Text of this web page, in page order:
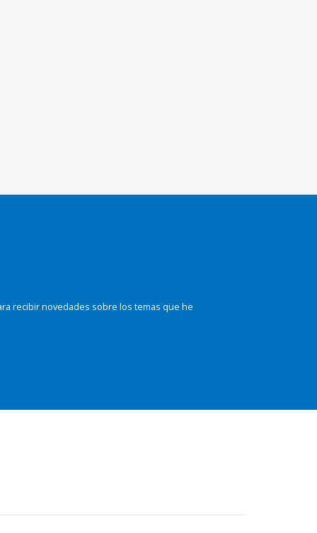
recibir novedades sobre los temas que he